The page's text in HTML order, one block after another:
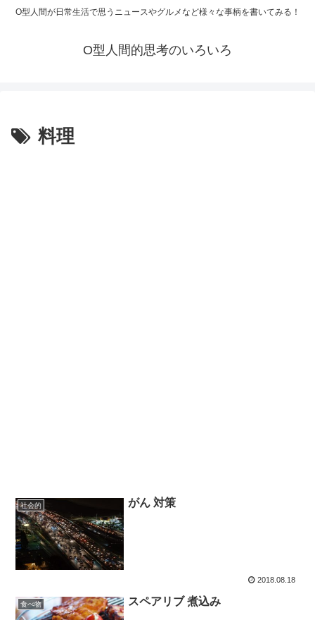
O型人間が日常生活で思うニュースやグルメなど様々な事柄を書いてみる！
O型人間的思考のいろいろ
料理
社会的 がん 対策
2018.08.18
食べ物 スペアリブ 煮込み